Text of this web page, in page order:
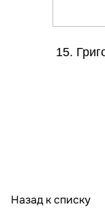
15.
Назад к списку